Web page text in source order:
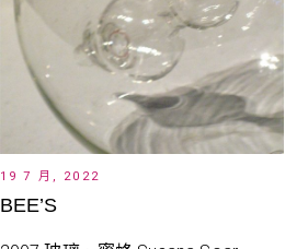
19 7 月, 2022
BEE’S